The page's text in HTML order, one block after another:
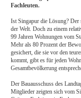
Fachleuten.
Ist Singapur die Lösung? Der
der Welt. Doch zu einem
99 Jahren Wohnungen vom
Mehr als 80 Prozent der
gesichert, die sie vor den
kommt, gibt es für jeden
Gesamtbevölkerung
Der Bauausschuss des
Mitglieder zeigten sich vom